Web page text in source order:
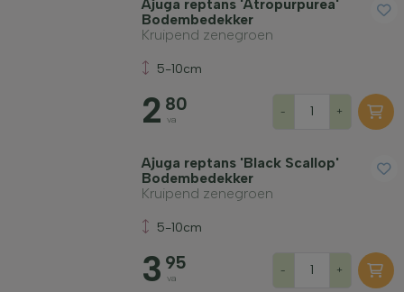
Ajuga reptans 'Atropurpurea'
Bodembedekker
Kruipend zenegroen
5-10cm
2 80
va
- +
Ajuga reptans 'Black Scallop'
Bodembedekker
Kruipend zenegroen
5-10cm
3 95
va
- +